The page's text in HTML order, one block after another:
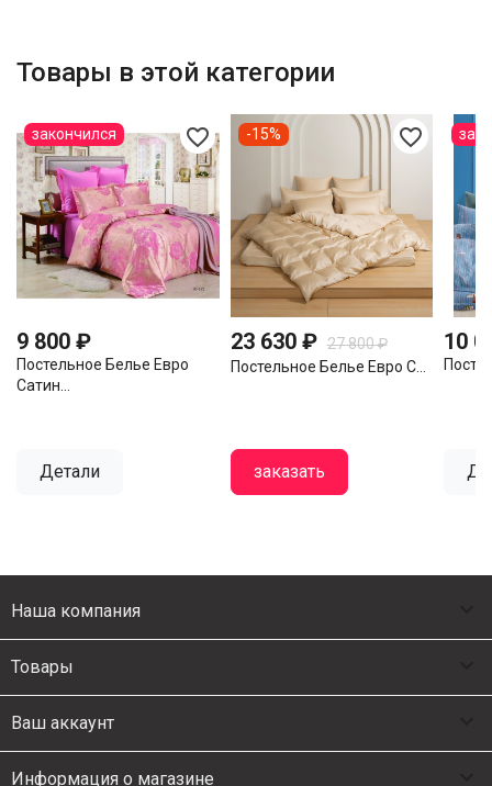
Товары в этой категории
favorite_border
9 800 ₽
Постельное Белье Евро
Сатин...
Детали
закончился favorite_border
23 630 ₽ 27 800 ₽
Постельное Белье Евро С...
заказать
-15%
10
Наша компания
Товары
Ваш аккаунт
Информация о магазине